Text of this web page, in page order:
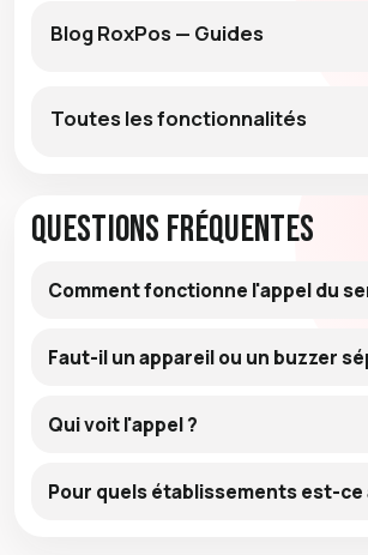
Blog RoxPos — Guides
Toutes les fonctionnalités
Questions fréquentes
Comment fonctionne l'appel du
Faut-il un appareil ou un buzzer
Qui voit l'appel ?
Pour quels établissements est-ce